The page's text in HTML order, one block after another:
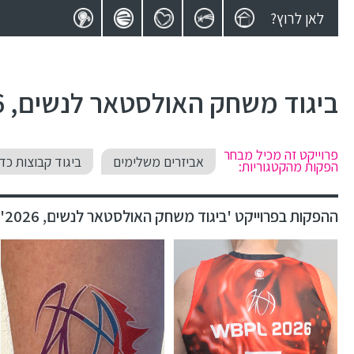
לאן לרוץ?
ביגוד משחק האולסטאר לנשים, 2026
פרוייקט זה מכיל מבחר
הפקות מהקטגוריות: אביזרים משלימים ביגוד קבוצות
ההפקות בפרוייקט 'ביגוד משחק האולסטאר לנשים, 2026':